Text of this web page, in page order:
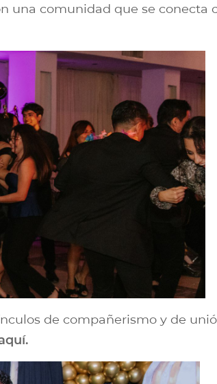
una comunidad que se conecta
de compañerismo y de